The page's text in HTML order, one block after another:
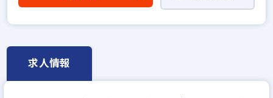
宅建取引士歓迎
研修制度あり
完全週休2日
年間休日120日以上
求人情報